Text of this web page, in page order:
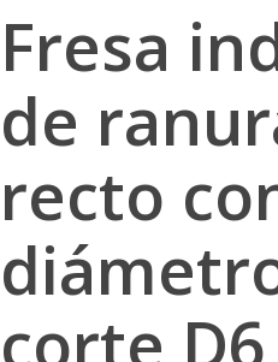
Fresa
de
recto
corte